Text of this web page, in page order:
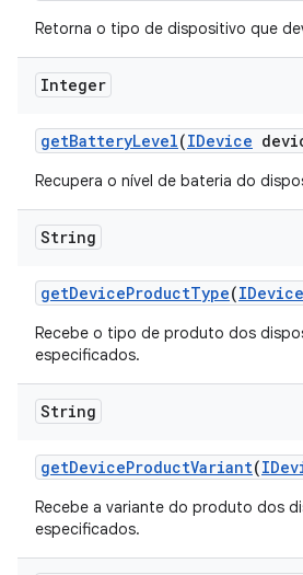
Retorna o tipo de dispositivo que
Integer
getBatteryLevel(IDevice
Recupera o nível de bateria do
String
getDeviceProductType(IDevice
Recebe o tipo de produto dos
especificados.
String
getDeviceProductVariant(
Recebe a variante do produto dos
especificados.